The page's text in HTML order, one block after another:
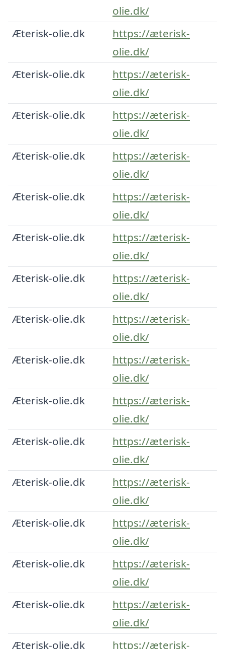
olie.dk/
Æterisk-olie.dk
https://æterisk-
olie.dk/
Æterisk-olie.dk
https://æterisk-
olie.dk/
Æterisk-olie.dk
https://æterisk-
olie.dk/
Æterisk-olie.dk
https://æterisk-
olie.dk/
Æterisk-olie.dk
https://æterisk-
olie.dk/
Æterisk-olie.dk
https://æterisk-
olie.dk/
Æterisk-olie.dk
https://æterisk-
olie.dk/
Æterisk-olie.dk
https://æterisk-
olie.dk/
Æterisk-olie.dk
https://æterisk-
olie.dk/
Æterisk-olie.dk
https://æterisk-
olie.dk/
Æterisk-olie.dk
https://æterisk-
olie.dk/
Æterisk-olie.dk
https://æterisk-
olie.dk/
Æterisk-olie.dk
https://æterisk-
olie.dk/
Æterisk-olie.dk
https://æterisk-
olie.dk/
Æterisk-olie.dk
https://æterisk-
olie.dk/
Æterisk-olie.dk
https://æterisk-